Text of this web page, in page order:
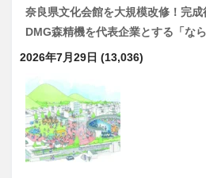
奈良県文化会館を大規模改修！完
DMG森精機を代表企業とする「な
2026年7月29日 (13,036)